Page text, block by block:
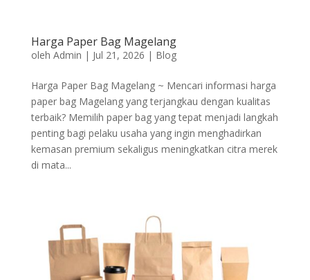
Harga Paper Bag Magelang
oleh Admin | Jul 21, 2026 | Blog
Harga Paper Bag Magelang ~ Mencari informasi harga
paper bag Magelang yang terjangkau dengan kualitas
terbaik? Memilih paper bag yang tepat menjadi langkah
penting bagi pelaku usaha yang ingin menghadirkan
kemasan premium sekaligus meningkatkan citra merek
di mata...